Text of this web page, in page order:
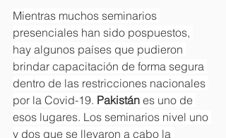
Mientras muchos seminarios
presenciales han sido pospuestos,
hay algunos países que pudieron
brindar capacitación de forma segura
dentro de las restricciones nacionales
por la Covid-19. Pakistán es uno de
esos lugares. Los seminarios nivel uno
y dos que se llevaron a cabo la